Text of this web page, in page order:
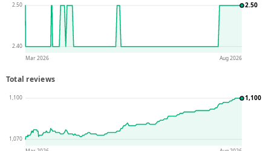
2.50
2.40
2.50
Mar 2026 Aug 2026
Total reviews
1,100
1,070
1,100